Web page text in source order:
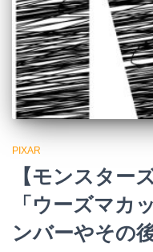
PIXAR
【モンスター
「ウーズマカ
ンバーやその